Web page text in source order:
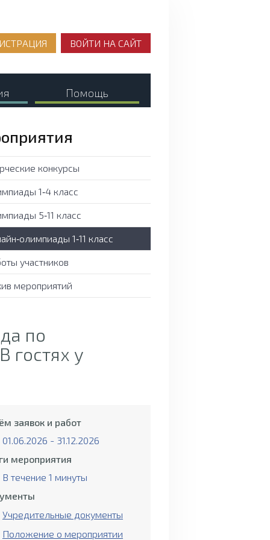
ВОЙТИ НА САЙТ
Помощь
конкурсы
1‑4 класс
5‑11 класс
1‑11 класс
участников
мероприятий
по
гостях у
заявок и работ
01.06.2026 - 31.12.2026
мероприятия
В течение 1 минуты
Учредительные документы
Положение о мероприятии